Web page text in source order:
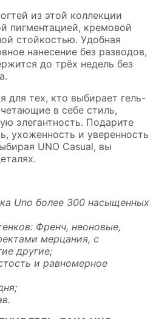
из этой коллекции
пигментацией, кремовой
стойкостью. Удобная
нанесение без разводов,
до трёх недель без
для тех, кто выбирает гель-
в себе стиль,
элегантность. Подарите
ухоженность и уверенность
UNO Casual, вы
Uno более 300 насыщенных
Френч, неоновые,
мерцания, с
другие;
и равномерное